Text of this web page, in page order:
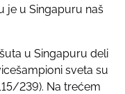
je u Singapuru naš
u Singapuru deli
sveta su
239). Na trećem